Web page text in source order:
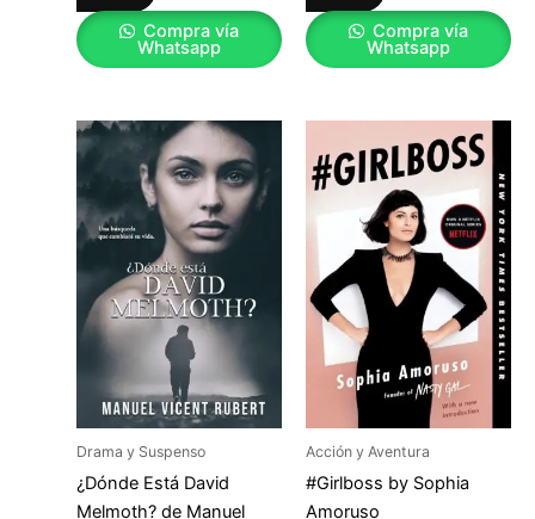
Compra vía
Whatsapp
Compra vía
Whatsapp
Drama y Suspenso
¿Dónde Está David
Melmoth? de Manuel
Acción y Aventura
#Girlboss by Sophia
Amoruso